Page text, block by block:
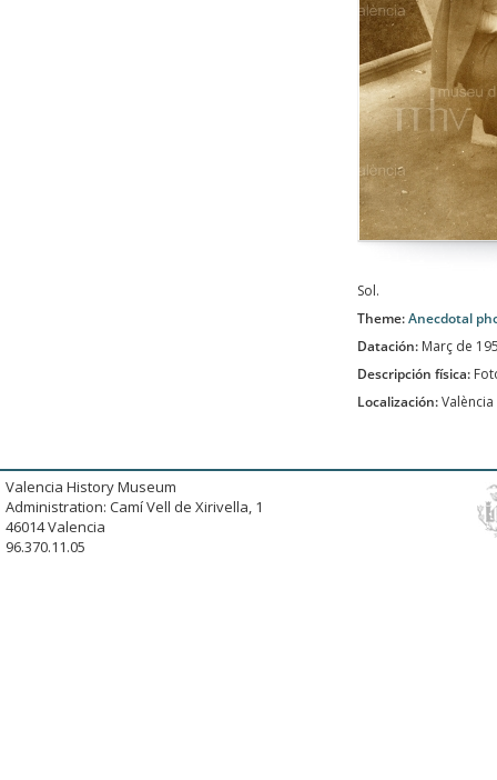
Sol.
Theme:Anecdotal
Datación: Març de
Descripción física:
Localización:València
Valencia History Museum
Administration: Camí Vell de Xirivella, 1
46014 Valencia
96.370.11.05